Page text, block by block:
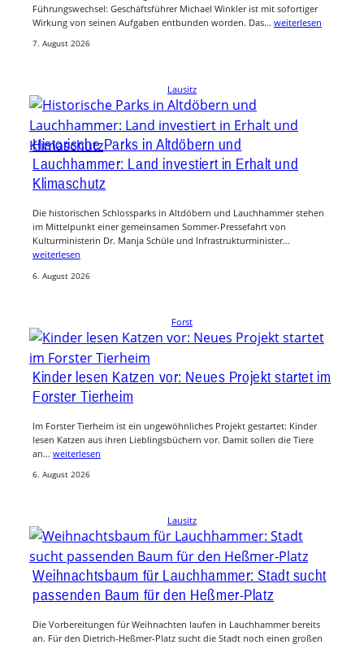
Führungswechsel: Geschäftsführer Michael Winkler ist mit sofortiger
Wirkung von seinen Aufgaben entbunden worden. Das… weiterlesen
7. August 2026
Lausitz
Historische Parks in Altdöbern und
Lauchhammer: Land investiert in Erhalt und
Klimaschutz
Die historischen Schlossparks in Altdöbern und Lauchhammer stehen
im Mittelpunkt einer gemeinsamen Sommer-Pressefahrt von
Kulturministerin Dr. Manja Schüle und Infrastrukturminister…
weiterlesen
6. August 2026
Forst
Kinder lesen Katzen vor: Neues Projekt startet im
Forster Tierheim
Im Forster Tierheim ist ein ungewöhnliches Projekt gestartet: Kinder
lesen Katzen aus ihren Lieblingsbüchern vor. Damit sollen die Tiere
an… weiterlesen
6. August 2026
Lausitz
Weihnachtsbaum für Lauchhammer: Stadt sucht
passenden Baum für den Heßmer-Platz
Die Vorbereitungen für Weihnachten laufen in Lauchhammer bereits
an. Für den Dietrich-Heßmer-Platz sucht die Stadt noch einen großen